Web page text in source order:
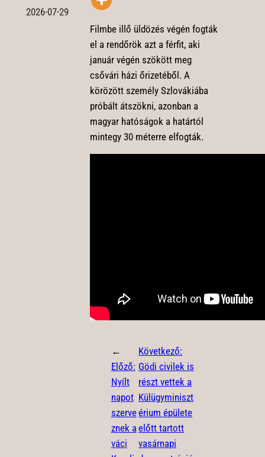
2026-07-29
Filmbe illő üldözés végén fogták
el a rendőrök azt a férfit, aki
január végén szökött meg
csővári házi őrizetéből. A
körözött személy Szlovákiába
próbált átszökni, azonban a
magyar hatóságok a határtól
mintegy 30 méterre elfogták.
←
Előző:
Nyílt
napot
szerve
znek a
váci
Következő:
Gödi civilek is
részt vettek a
Külügyminiszt
érium épülete
előtt tartott
vasárnapi